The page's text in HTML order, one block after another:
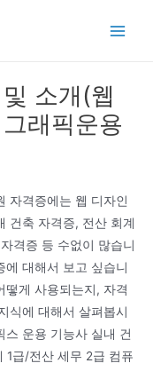
소개(웹
래픽운용
자격증에는 웹 디자인
건축 자격증, 전산 회계
격증 등 수없이 많습니
에 대해서 보고 싶습니
떻게 사용되는지, 자격
식에 대해서 살펴봅시
운용 기능사 실내 건
1급/전산 세무 2급 컴퓨